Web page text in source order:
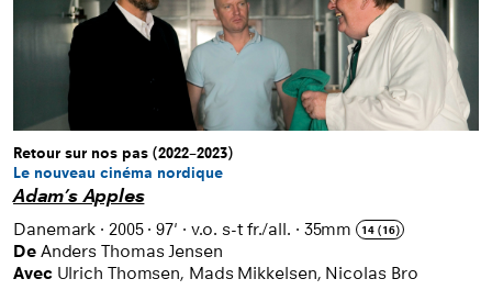
Retour sur nos pas (2022–2023)
Le nouveau cinéma nordique
Adam’s Apples
Danemark · 2005·97' · v.o. s-t fr./all. · 35mm 14 (16)
De Anders Thomas Jensen
Avec Ulrich Thomsen, Mads Mikkelsen, Nicolas Bro